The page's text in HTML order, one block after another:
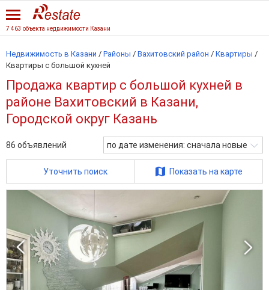
7 463 объекта недвижимости Казани
Недвижимость в Казани / Районы / Вахитовский район / Квартиры /
Квартиры с большой кухней
Продажа квартир с большой кухней в
районе Вахитовский в Казани,
Городской округ Казань
86 объявлений по дате изменения: сначала новые
Уточнить поиск Показать на карте